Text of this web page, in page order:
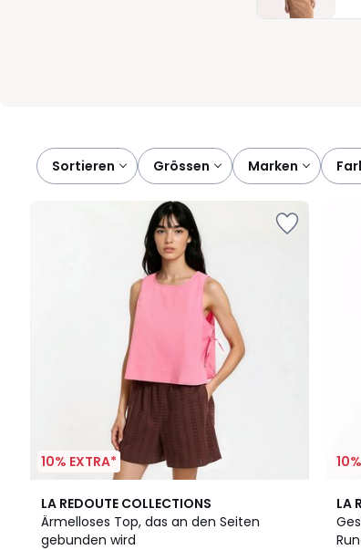
Passformen und ein fairer Preis helfen Ihnen, im
Sortieren grössen marken
10% EXTRA*
LA REDOUTE COLLECTIONS
Ärmelloses Top, das an den Seiten
gebunden wird
5
/
5
LA
4,3
/ 5